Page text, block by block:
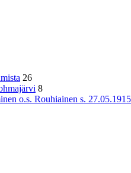
26
8
o.s. Rouhiainen s.